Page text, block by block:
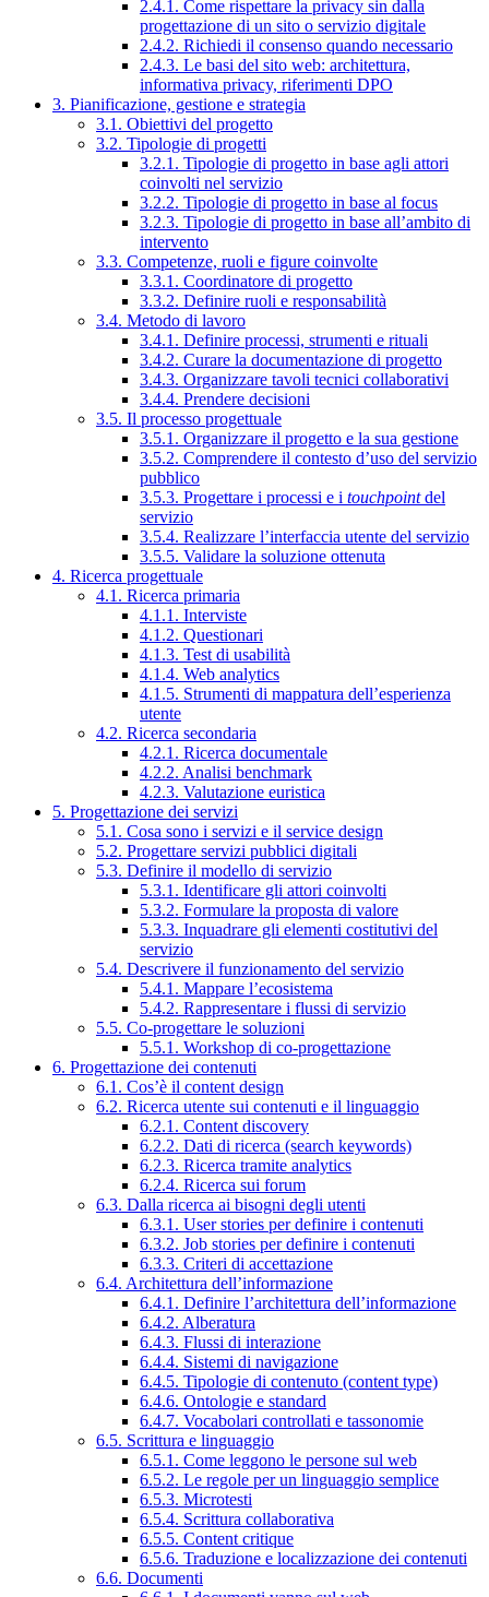
2.4.1. Come rispettare la privacy sin dalla
progettazione di un sito o servizio digitale
2.4.2. Richiedi il consenso quando necessario
2.4.3. Le basi del sito web: architettura,
informativa privacy, riferimenti DPO
3. Pianificazione, gestione e strategia
3.1. Obiettivi del progetto
3.2. Tipologie di progetti
3.2.1. Tipologie di progetto in base agli attori
coinvolti nel servizio
3.2.2. Tipologie di progetto in base al focus
3.2.3. Tipologie di progetto in base all’ambito di
intervento
3.3. Competenze, ruoli e figure coinvolte
3.3.1. Coordinatore di progetto
3.3.2. Definire ruoli e responsabilità
3.4. Metodo di lavoro
3.4.1. Definire processi, strumenti e rituali
3.4.2. Curare la documentazione di progetto
3.4.3. Organizzare tavoli tecnici collaborativi
3.4.4. Prendere decisioni
3.5. Il processo progettuale
3.5.1. Organizzare il progetto e la sua gestione
3.5.2. Comprendere il contesto d’uso del servizio
pubblico
3.5.3. Progettare i processi e i touchpointdel
servizio
3.5.4. Realizzare l’interfaccia utente del servizio
3.5.5. Validare la soluzione ottenuta
4. Ricerca progettuale
4.1. Ricerca primaria
4.1.1. Interviste
4.1.2. Questionari
4.1.3. Test di usabilità
4.1.4. Web analytics
4.1.5. Strumenti di mappatura dell’esperienza
utente
4.2. Ricerca secondaria
4.2.1. Ricerca documentale
4.2.2. Analisi benchmark
4.2.3. Valutazione euristica
5. Progettazione dei servizi
5.1. Cosa sono i servizi e il service design
5.2. Progettare servizi pubblici digitali
5.3. Definire il modello di servizio
5.3.1. Identificare gli attori coinvolti
5.3.2. Formulare la proposta di valore
5.3.3. Inquadrare gli elementi costitutivi del
servizio
5.4. Descrivere il funzionamento del servizio
5.4.1. Mappare l’ecosistema
5.4.2. Rappresentare i flussi di servizio
5.5. Co-progettare le soluzioni
5.5.1. Workshop di co-progettazione
6. Progettazione dei contenuti
6.1. Cos’è il content design
6.2. Ricerca utente sui contenuti e il linguaggio
6.2.1. Content discovery
6.2.2. Dati di ricerca (search keywords)
6.2.3. Ricerca tramite analytics
6.2.4. Ricerca sui forum
6.3. Dalla ricerca ai bisogni degli utenti
6.3.1. User stories per definire i contenuti
6.3.2. Job stories per definire i contenuti
6.3.3. Criteri di accettazione
6.4. Architettura dell’informazione
6.4.1. Definire l’architettura dell’informazione
6.4.2. Alberatura
6.4.3. Flussi di interazione
6.4.4. Sistemi di navigazione
6.4.5. Tipologie di contenuto (content type)
6.4.6. Ontologie e standard
6.4.7. Vocabolari controllati e tassonomie
6.5. Scrittura e linguaggio
6.5.1. Come leggono le persone sul web
6.5.2. Le regole per un linguaggio semplice
6.5.3. Microtesti
6.5.4. Scrittura collaborativa
6.5.5. Content critique
6.5.6. Traduzione e localizzazione dei contenuti
6.6. Documenti